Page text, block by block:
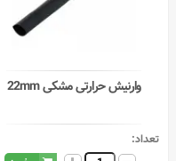
وارنیش حرارتی مشکی 22mm
تعداد: